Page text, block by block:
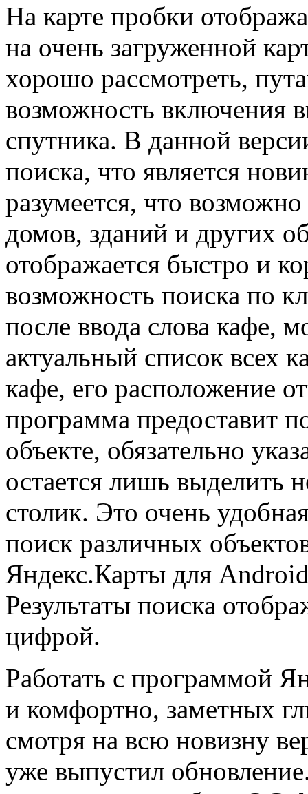
На карте пробки
на очень загруженной
хорошо рассмотреть,
возможность включения
спутника. В данной
поиска, что является
разумеется, что
домов, зданий и других
отображается быстро и
возможность поиска по
после ввода слова кафе,
актуальный список всех
кафе, его расположение
программа предоставит
объекте, обязательно
остается лишь выделить
столик. Это очень
поиск различных
Яндекс.Карты для
Результаты поиска
цифрой.
Работать с программой
и комфортно, заметных
смотря на всю новизну
уже выпустил